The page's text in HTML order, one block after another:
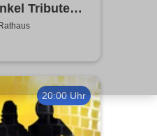
Tribute
Duo
20:00 Uhr